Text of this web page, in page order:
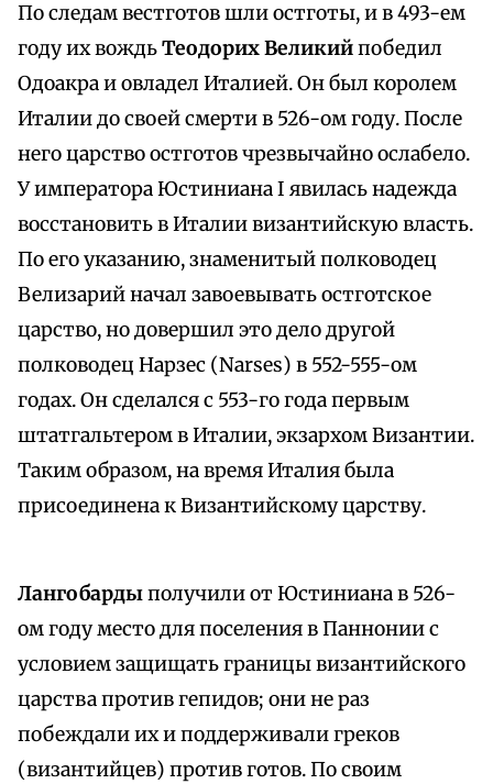
По следам вестготов шли остготы, и в 493-ем
году их вождьТеодорих Великийпобедил
Одоакра и овладел Италией. Он был королем
Италии до своей смерти в 526-ом году. После
него царство остготов чрезвычайно ослабело.
У императора Юстиниана I явилась надежда
восстановить в Италии византийскую власть.
По его указанию, знаменитый полководец
Велизарий начал завоевывать остготское
царство, но довершил это дело другой
полководец Нарзес (Narses) в 552-555-ом
годах. Он сделался с 553-го года первым
штатгальтером в Италии, экзархом Византии.
Таким образом, на время Италия была
присоединена к Византийскому царству.
Лангобардыполучили от Юстиниана в 526-
ом году место для поселения в Паннонии с
условием защищать границы византийского
царства против гепидов; они не раз
побеждали их и поддерживали греков
(византийцев) против готов. По своим